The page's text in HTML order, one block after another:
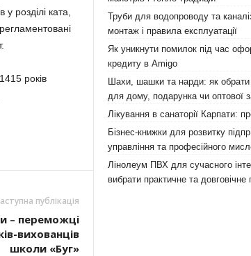
розділі ката,
років
публікація
– переможці
вихованців
школи «Буг»
Труби для водопроводу та
монтаж і правила експлуатації
Як уникнути помилок під час
кредиту в Amigo
Шахи, шашки та нарди: як обрати
для дому, подарунка чи оптової
Лікування в санаторії Карпати:
Бізнес-книжки для розвитку
управління та професійного
Лінолеум ПВХ для сучасного
вибрати практичне та довговічне